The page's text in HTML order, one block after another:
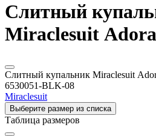
Слитный
Miraclesuit
Слитный купальник Miraclesuit
6530051-BLK-08
Miraclesuit
Выберите размер из списка
Таблица размеров